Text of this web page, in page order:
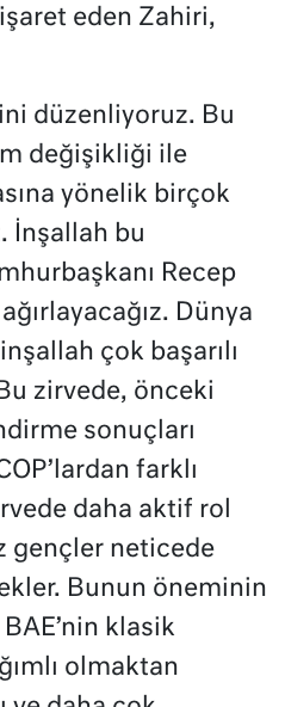
eden Zahiri,
düzenliyoruz. Bu
değişikliği ile
yönelik birçok
İnşallah bu
Recep
Dünya
çok başarılı
zirvede, önceki
sonuçları
farklı
daha aktif rol
gençler neticede
Bunun öneminin
klasik
olmaktan